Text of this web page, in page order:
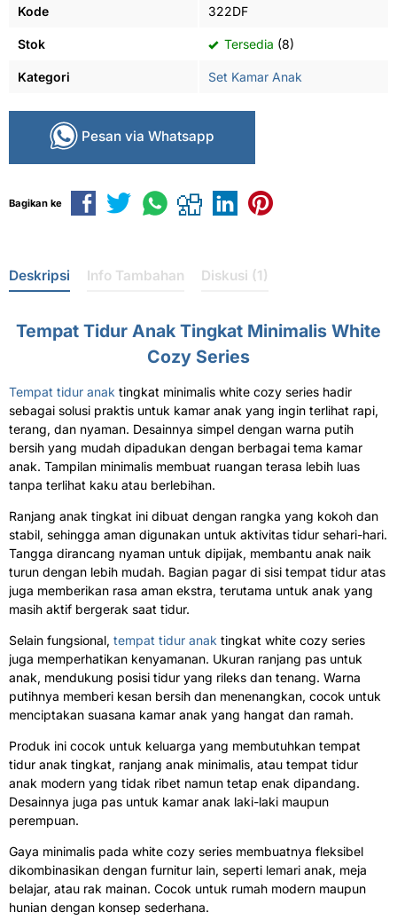
Kode 322DF
Stok Tersedia (8)
Kategori Set Kamar Anak
Pesan via Whatsapp
Bagikan ke
Deskripsi Info Tambahan Diskusi (1)
Tempat Tidur Anak Tingkat Minimalis White
Cozy Series
Tempat tidur anak tingkat minimalis white cozy series hadir
sebagai solusi praktis untuk kamar anak yang ingin terlihat rapi,
terang, dan nyaman. Desainnya simpel dengan warna putih
bersih yang mudah dipadukan dengan berbagai tema kamar
anak. Tampilan minimalis membuat ruangan terasa lebih luas
tanpa terlihat kaku atau berlebihan.
Ranjang anak tingkat ini dibuat dengan rangka yang kokoh dan
stabil, sehingga aman digunakan untuk aktivitas tidur sehari-hari.
Tangga dirancang nyaman untuk dipijak, membantu anak naik
turun dengan lebih mudah. Bagian pagar di sisi tempat tidur atas
juga memberikan rasa aman ekstra, terutama untuk anak yang
masih aktif bergerak saat tidur.
Selain fungsional, tempat tidur anak tingkat white cozy series
juga memperhatikan kenyamanan. Ukuran ranjang pas untuk
anak, mendukung posisi tidur yang rileks dan tenang. Warna
putihnya memberi kesan bersih dan menenangkan, cocok untuk
menciptakan suasana kamar anak yang hangat dan ramah.
Produk ini cocok untuk keluarga yang membutuhkan tempat
tidur anak tingkat, ranjang anak minimalis, atau tempat tidur
anak modern yang tidak ribet namun tetap enak dipandang.
Desainnya juga pas untuk kamar anak laki-laki maupun
perempuan.
Gaya minimalis pada white cozy series membuatnya fleksibel
dikombinasikan dengan furnitur lain, seperti lemari anak, meja
belajar, atau rak mainan. Cocok untuk rumah modern maupun
hunian dengan konsep sederhana.